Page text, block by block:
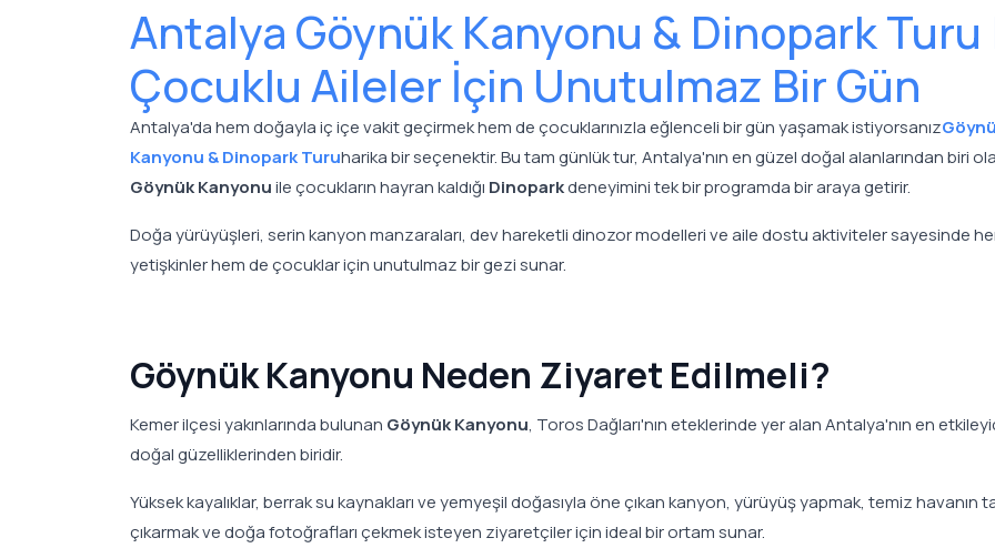
Antalya Göynük Kanyonu & Dinopark Turu
Çocuklu Aileler İçin Unutulmaz Bir Gün
Antalya'da hem doğayla iç içe vakit geçirmek hem de çocuklarınızla eğlenceli bir gün yaşamak istiyorsanız
Kanyonu & Dinopark Turuharika bir seçenektir. Bu tam günlük tur, Antalya'nın en güzel doğal alanlarından biri
Göynük Kanyonuile çocukların hayran kaldığı Dinoparkdeneyimini tek bir programda bir araya getirir.
Doğa yürüyüşleri, serin kanyon manzaraları, dev hareketli dinozor modelleri ve aile dostu aktiviteler sayesinde
yetişkinler hem de çocuklar için unutulmaz bir gezi sunar.
Göynük Kanyonu Neden Ziyaret Edilmeli?
Kemer ilçesi yakınlarında bulunan Göynük Kanyonu, Toros Dağları'nın eteklerinde yer alan Antalya'nın en
doğal güzelliklerinden biridir.
Yüksek kayalıklar, berrak su kaynakları ve yemyeşil doğasıyla öne çıkan kanyon, yürüyüş yapmak, temiz havanın
çıkarmak ve doğa fotoğrafları çekmek isteyen ziyaretçiler için ideal bir ortam sunar.